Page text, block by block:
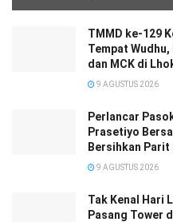
TMMD ke-129
Tempat
dan MCK di
9 AGUSTUS 2026
Perlancar
Prasetiyo
Bersihkan Parit
9 AGUSTUS 2026
Tak Kenal Hari
Pasang Tower